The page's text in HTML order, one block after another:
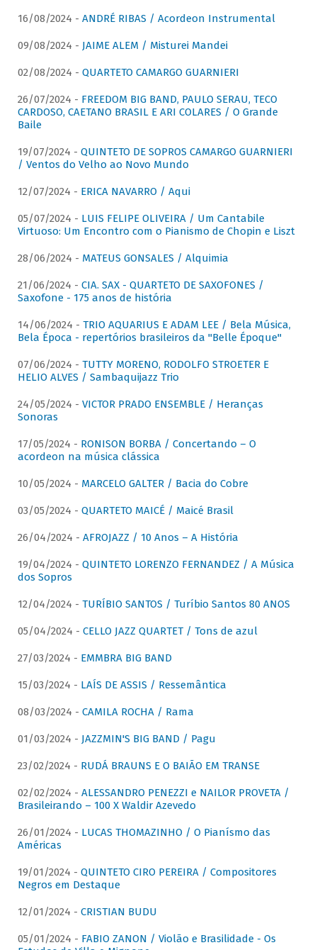
16/08/2024 - ANDRÉ RIBAS / Acordeon Instrumental
09/08/2024 - JAIME ALEM / Misturei Mandei
02/08/2024 - QUARTETO CAMARGO GUARNIERI
26/07/2024 - FREEDOM BIG BAND, PAULO SERAU, TECO
CARDOSO, CAETANO BRASIL E ARI COLARES / O Grande
Baile
19/07/2024 - QUINTETO DE SOPROS CAMARGO GUARNIERI
/ Ventos do Velho ao Novo Mundo
12/07/2024 - ERICA NAVARRO / Aqui
05/07/2024 - LUIS FELIPE OLIVEIRA / Um Cantabile
Virtuoso: Um Encontro com o Pianismo de Chopin e Liszt
28/06/2024 - MATEUS GONSALES / Alquimia
21/06/2024 - CIA. SAX - QUARTETO DE SAXOFONES /
Saxofone - 175 anos de história
14/06/2024 - TRIO AQUARIUS E ADAM LEE / Bela Música,
Bela Época - repertórios brasileiros da "Belle Époque"
07/06/2024 - TUTTY MORENO, RODOLFO STROETER E
HELIO ALVES / Sambaquijazz Trio
24/05/2024 - VICTOR PRADO ENSEMBLE / Heranças
Sonoras
17/05/2024 - RONISON BORBA / Concertando – O
acordeon na música clássica
10/05/2024 - MARCELO GALTER / Bacia do Cobre
03/05/2024 - QUARTETO MAICÉ / Maicé Brasil
26/04/2024 - AFROJAZZ / 10 Anos – A História
19/04/2024 - QUINTETO LORENZO FERNANDEZ / A Música
dos Sopros
12/04/2024 - TURÍBIO SANTOS / Turíbio Santos 80 ANOS
05/04/2024 - CELLO JAZZ QUARTET / Tons de azul
27/03/2024 - EMMBRA BIG BAND
15/03/2024 - LAÍS DE ASSIS / Ressemântica
08/03/2024 - CAMILA ROCHA / Rama
01/03/2024 - JAZZMIN'S BIG BAND / Pagu
23/02/2024 - RUDÁ BRAUNS E O BAIÃO EM TRANSE
02/02/2024 - ALESSANDRO PENEZZI e NAILOR PROVETA /
Brasileirando – 100 X Waldir Azevedo
26/01/2024 - LUCAS THOMAZINHO / O Pianísmo das
Américas
19/01/2024 - QUINTETO CIRO PEREIRA / Compositores
Negros em Destaque
12/01/2024 - CRISTIAN BUDU
05/01/2024 - FABIO ZANON / Violão e Brasilidade - Os